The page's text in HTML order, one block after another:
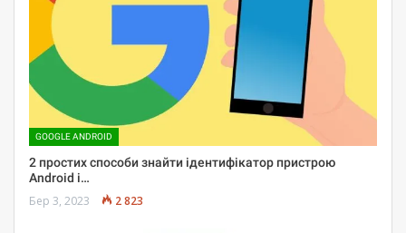
GOOGLE ANDROID
2 простих способи знайти ідентифікатор пристрою
Android і…
Бер 3, 2023 2 823